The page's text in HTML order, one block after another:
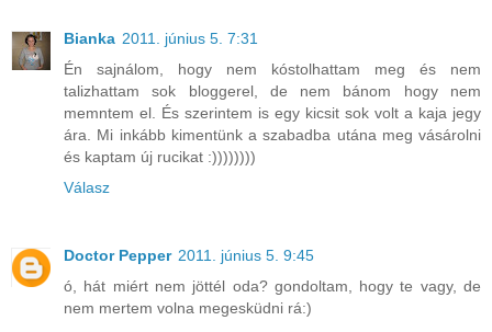
Bianka 2011. június 5. 7:31
Én sajnálom, hogy nem kóstolhattam meg és nem
talizhattam sok bloggerel, de nem bánom hogy nem
memntem el. És szerintem is egy kicsit sok volt a kaja jegy
ára. Mi inkább kimentünk a szabadba utána meg vásárolni
és kaptam új rucikat :))))))))
Válasz
Doctor Pepper 2011. június 5. 9:45
ó, hát miért nem jöttél oda? gondoltam, hogy te vagy, de
nem mertem volna megesküdni rá:)